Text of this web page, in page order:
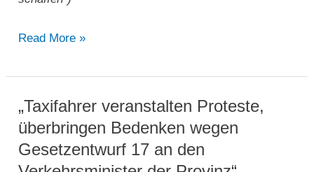
„COTAR
Regierung
vor,
Steueroase
für
Ridesharing-
Read More »
„Taxifahrer veranstalten Proteste,
überbringen Bedenken wegen
Gesetzentwurf 17 an den